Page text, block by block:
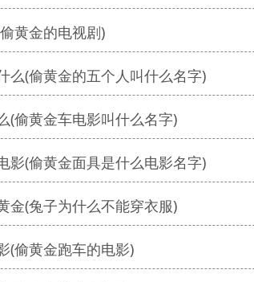
黄金的电视剧)
么(偷黄金的五个人叫什么名字)
(偷黄金车电影叫什么名字)
影(偷黄金面具是什么电影名字)
金(兔子为什么不能穿衣服)
(偷黄金跑车的电影)